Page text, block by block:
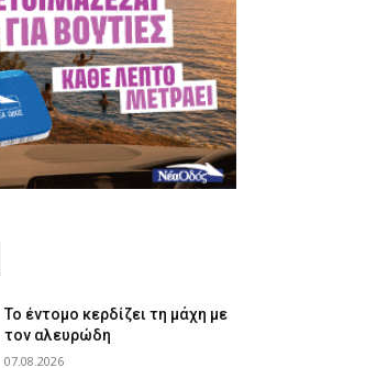
Το έντομο κερδίζει τη μάχη με
τον αλευρώδη
07.08.2026